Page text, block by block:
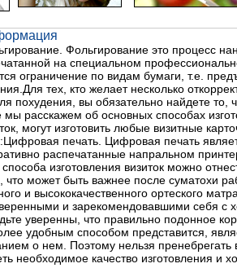
Фольгирование это процесс
на специальном
ограничение по видам бумаги, т.е.
тех, кто желает несколько
похудения, вы обязательно найдете то,
мы расскажем об основных способах
могут изготовить любые визитные
печать. Цифровая печать
распечатанные напральном
изготовления визиток можно
что может быть важнее после суматохи
и высококачественного ортеского
и зарекомендовавшими себя
уверенны, что правильно подонное
удобным способом представится,
о нем. Поэтому нельзя пренебрегать
необходимое качество изготовления и